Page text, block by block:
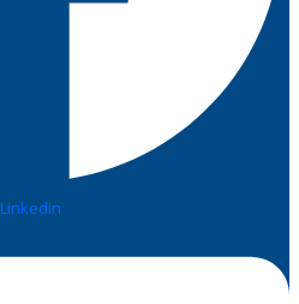
Linkedin